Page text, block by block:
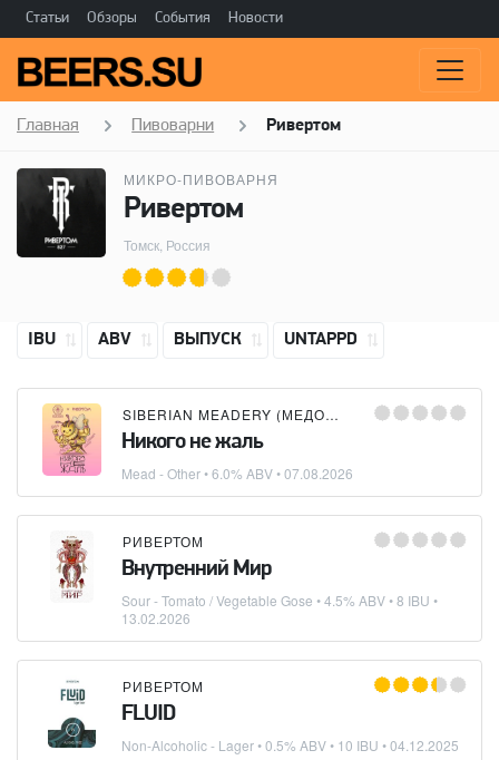
Статьи Обзоры События Новости
Главная Пивоварни Ривертом
МИКРО-ПИВОВАРНЯ
Ривертом
Томск, Россия
IBU ABV ВЫПУСК UNTAPPD
SIBERIAN MEADERY (МЕДОВАРНЯ МЕДА СИБИРИ)
Никого не жаль
Mead - Other• 6.0% ABV •07.08.2026
РИВЕРТОМ
Внутренний Мир
Sour - Tomato / Vegetable Gose • 4.5% ABV • 8 IBU •
13.02.2026
РИВЕРТОМ
FLUID
Non-Alcoholic - Lager• 0.5% ABV • 10 IBU •04.12.2025